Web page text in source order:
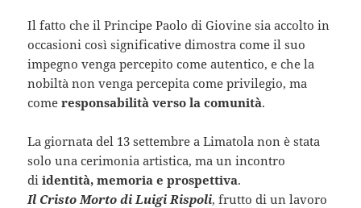
Il fatto che il Principe Paolo di Giovine sia accolto in
occasioni così significative dimostra come il suo
impegno venga percepito come autentico, e che la
nobiltà non venga percepita come privilegio, ma
comeresponsabilità verso la comunità.
La giornata del 13 settembre a Limatola non è stata
solo una cerimonia artistica, ma un incontro
diidentità, memoria e prospettiva.
Il Cristo Morto di Luigi Rispoli, frutto di un lavoro